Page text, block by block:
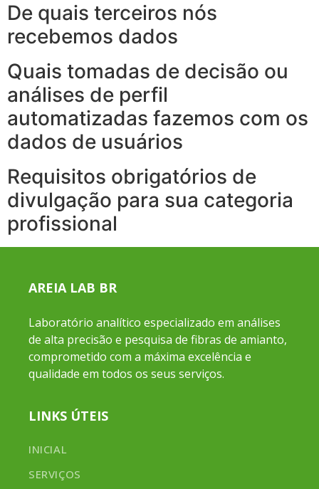
De quais terceiros nós
recebemos dados
Quais tomadas de decisão ou
análises de perfil
automatizadas fazemos com os
dados de usuários
Requisitos obrigatórios de
divulgação para sua categoria
profissional
AREIA LAB BR
Laboratório analítico especializado em análises
de alta precisão e pesquisa de fibras de amianto,
comprometido com a máxima excelência e
qualidade em todos os seus serviços.
LINKS ÚTEIS
INICIAL
SERVIÇOS